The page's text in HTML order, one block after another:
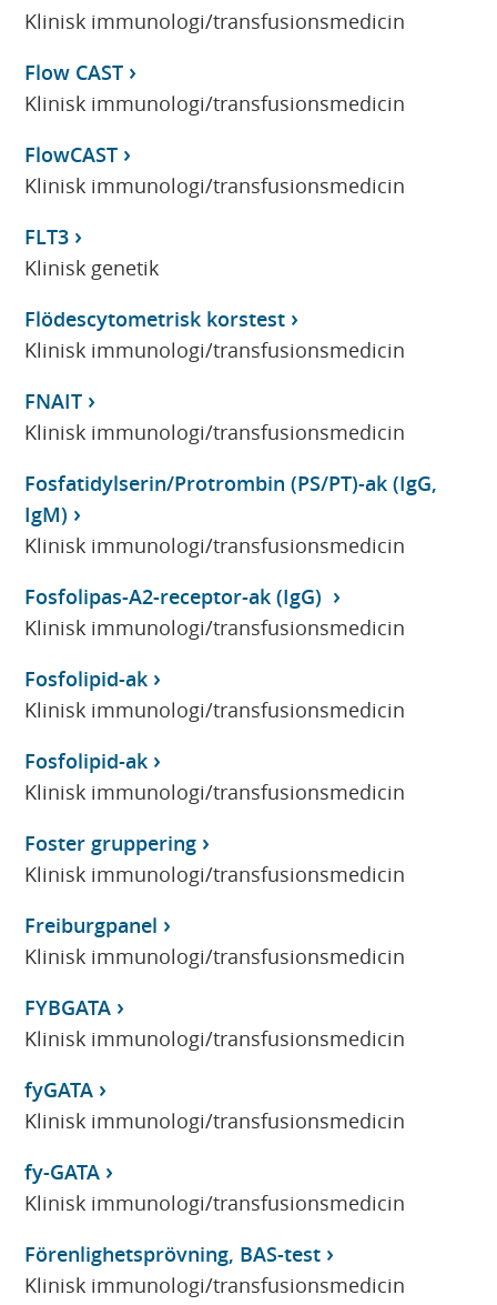
Klinisk immunologi/transfusionsmedicin
Flow CAST
Klinisk immunologi/transfusionsmedicin
FlowCAST
Klinisk immunologi/transfusionsmedicin
FLT3
Klinisk genetik
Flödescytometrisk korstest
Klinisk immunologi/transfusionsmedicin
FNAIT
Klinisk immunologi/transfusionsmedicin
Fosfatidylserin/Protrombin (PS/PT)-ak (IgG,
IgM)
Klinisk immunologi/transfusionsmedicin
Fosfolipas-A2-receptor-ak (IgG)
Klinisk immunologi/transfusionsmedicin
Fosfolipid-ak
Klinisk immunologi/transfusionsmedicin
Fosfolipid-ak
Klinisk immunologi/transfusionsmedicin
Foster gruppering
Klinisk immunologi/transfusionsmedicin
Freiburgpanel
Klinisk immunologi/transfusionsmedicin
FYBGATA
Klinisk immunologi/transfusionsmedicin
fyGATA
Klinisk immunologi/transfusionsmedicin
fy-GATA
Klinisk immunologi/transfusionsmedicin
Förenlighetsprövning, BAS-test
Klinisk immunologi/transfusionsmedicin